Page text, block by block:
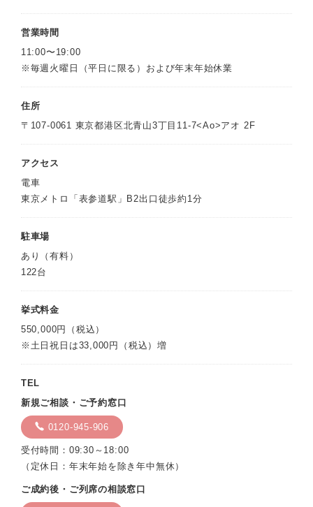
営業時間
11:00〜19:00
※毎週火曜日（平日に限る）および年末年始休業
住所
〒107-0061 東京都港区北青山3丁目11-7<Ao>アオ 2F
アクセス
電車
東京メトロ「表参道駅」B2出口徒歩約1分
駐車場
あり（有料）
122台
挙式料金
550,000円（税込）
※土日祝日は33,000円（税込）増
TEL
新規ご相談・ご予約窓口
0120-945-906
受付時間：09:30～18:00
（定休日：年末年始を除き年中無休）
ご成約後・ご列席の相談窓口